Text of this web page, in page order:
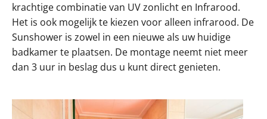
krachtige combinatie van UV zonlicht en Infrarood.
Het is ook mogelijk te kiezen voor alleen infrarood. De
Sunshower is zowel in een nieuwe als uw huidige
badkamer te plaatsen. De montage neemt niet meer
dan 3 uur in beslag dus u kunt direct genieten.